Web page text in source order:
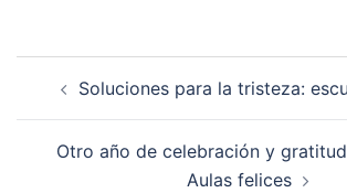
Soluciones para la tristeza:
Otro año de celebración y
Aulas felices